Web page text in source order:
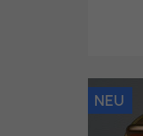
NEU